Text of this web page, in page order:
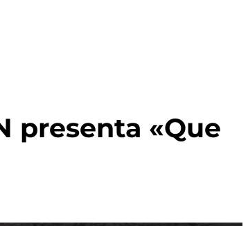
presenta «Que